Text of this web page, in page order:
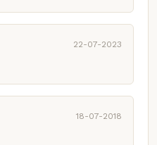
22-07-2023
18-07-2018